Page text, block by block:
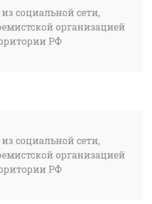
социальной сети,
организацией
РФ
социальной сети,
организацией
РФ